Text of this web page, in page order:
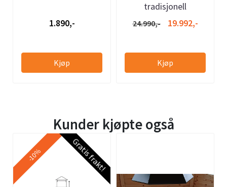
1.890,-
Kjøp
tradisjonell
24.990,- 19.992,-
Kjøp
Kunder kjøpte også
Gratis frakt!
-10%